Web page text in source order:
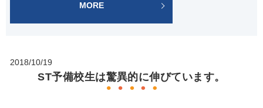
MORE
2018/10/19
ST予備校生は驚異的に伸びています。